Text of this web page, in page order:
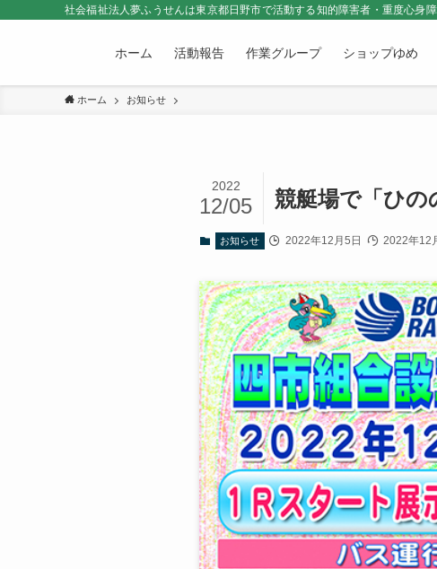
社会福祉法人夢ふうせんは東京都日野市で活動する知的障害者・重度心身
ホーム 活動報告 作業グループ ショップゆめ
ホーム お知らせ
競艇場で「ひの
2022
12/05
お知らせ 2022年12月5日 2022年12